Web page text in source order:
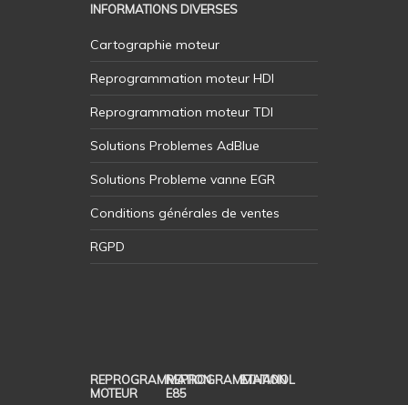
INFORMATIONS DIVERSES
Cartographie moteur
Reprogrammation moteur HDI
Reprogrammation moteur TDI
Solutions Problemes AdBlue
Solutions Probleme vanne EGR
Conditions générales de ventes
RGPD
REPROGRAMMATION
MOTEUR
REPROGRAMMATION
E85
ETHANOL